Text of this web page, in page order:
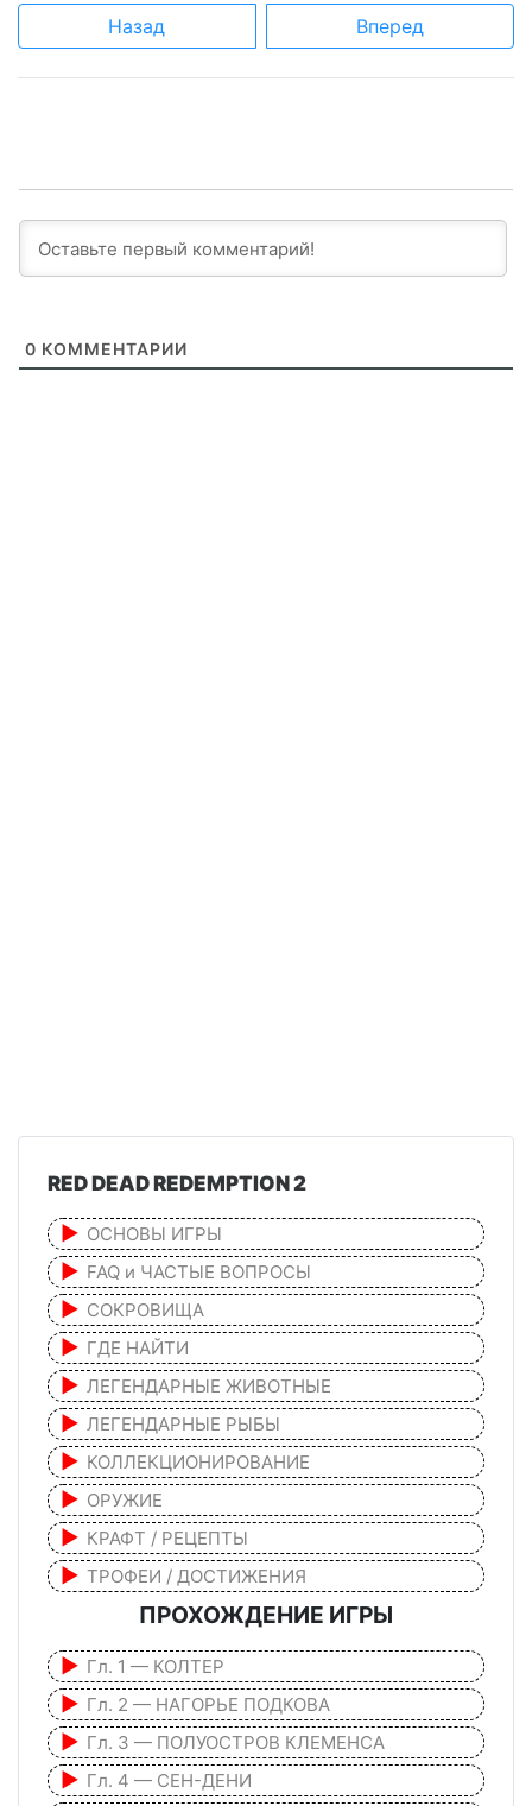
Назад Вперед
0 КОММЕНТАРИИ
RED DEAD REDEMPTION 2
ОСНОВЫ ИГРЫ
FAQ и ЧАСТЫЕ ВОПРОСЫ
СОКРОВИЩА
ГДЕ НАЙТИ
ЛЕГЕНДАРНЫЕ ЖИВОТНЫЕ
ЛЕГЕНДАРНЫЕ РЫБЫ
КОЛЛЕКЦИОНИРОВАНИЕ
ОРУЖИЕ
КРАФТ / РЕЦЕПТЫ
ТРОФЕИ / ДОСТИЖЕНИЯ
ПРОХОЖДЕНИЕ ИГРЫ
Гл. 1 — КОЛТЕР
Гл. 2 — НАГОРЬЕ ПОДКОВА
Гл. 3 — ПОЛУОСТРОВ КЛЕМЕНСА
Гл. 4 — СЕН-ДЕНИ